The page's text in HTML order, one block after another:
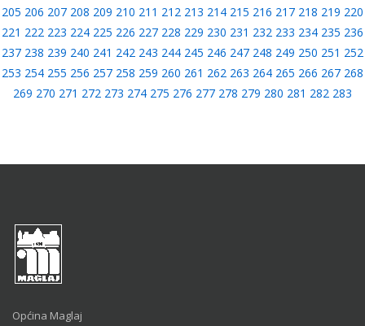
205 206 207 208 209 210 211 212 213 214 215 216 217 218 219 220
221 222 223 224 225 226 227 228 229 230 231 232 233 234 235 236
237 238 239 240 241 242 243 244 245 246 247 248 249 250 251 252
253 254 255 256 257 258 259 260 261 262 263 264 265 266 267 268
269 270 271 272 273 274 275 276 277 278 279 280 281 282 283
Općina Maglaj